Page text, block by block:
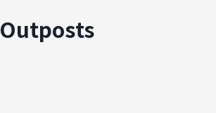
Outposts